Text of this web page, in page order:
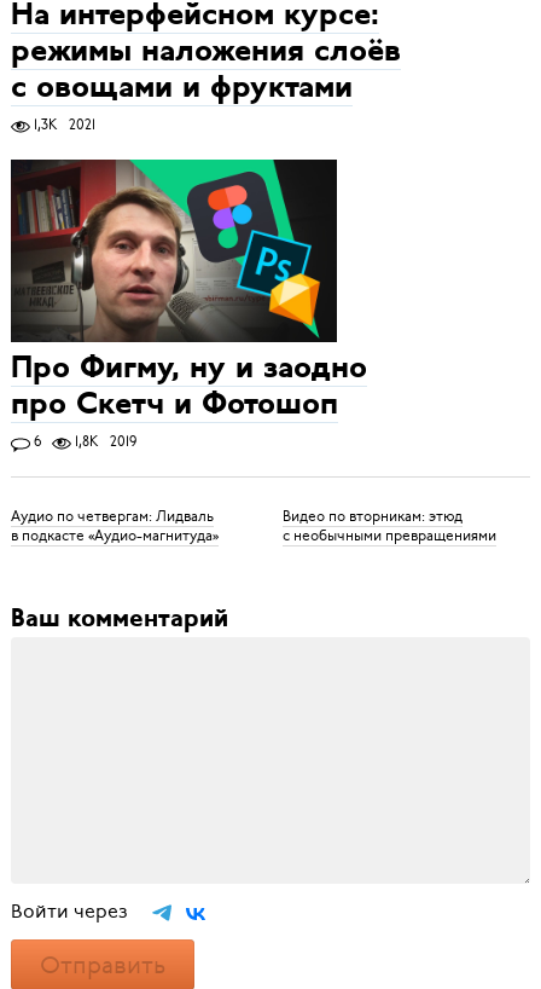
На интерфейсном курсе:
режимы наложения слоёв
с овощами и фруктами
1,3K 2021
Про Фигму, ну и заодно
про Скетч и Фотошоп
6 1,8K 2019
Аудио по четвергам: Лидваль
в подкасте «Аудио-магнитуда»
Видео по вторникам: этюд
с необычными превращениями
Ваш комментарий
Войти через
Отправить